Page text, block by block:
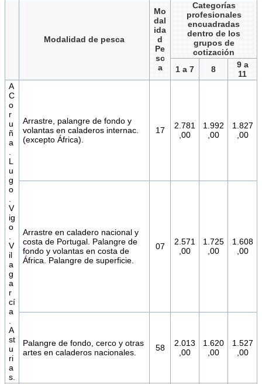
Modalidad de pesca
Mo
dal
ida
d
Pe
sc
a
Categorías
profesionales
encuadradas
dentro de los
grupos de
cotización
1 a 7
8
9 a
11
A
C
o
r
u
ñ
a
.
L
u
g
o
.
V
ig
o
.
V
il
a
g
a
r
cí
a
.
A
st
u
ri
a
s.
Arrastre, palangre de fondo y
volantas en caladeros internac.
(excepto África).
17
2.781
,00
1.992
,00
1.827
,00
Arrastre en caladero nacional y
costa de Portugal. Palangre de
fondo y volantas en costa de
África. Palangre de superficie.
07
2.571
,00
1.725
,00
1.608
,00
Palangre de fondo, cerco y otras
artes en caladeros nacionales.
58
2.013
,00
1.620
,00
1.527
,00